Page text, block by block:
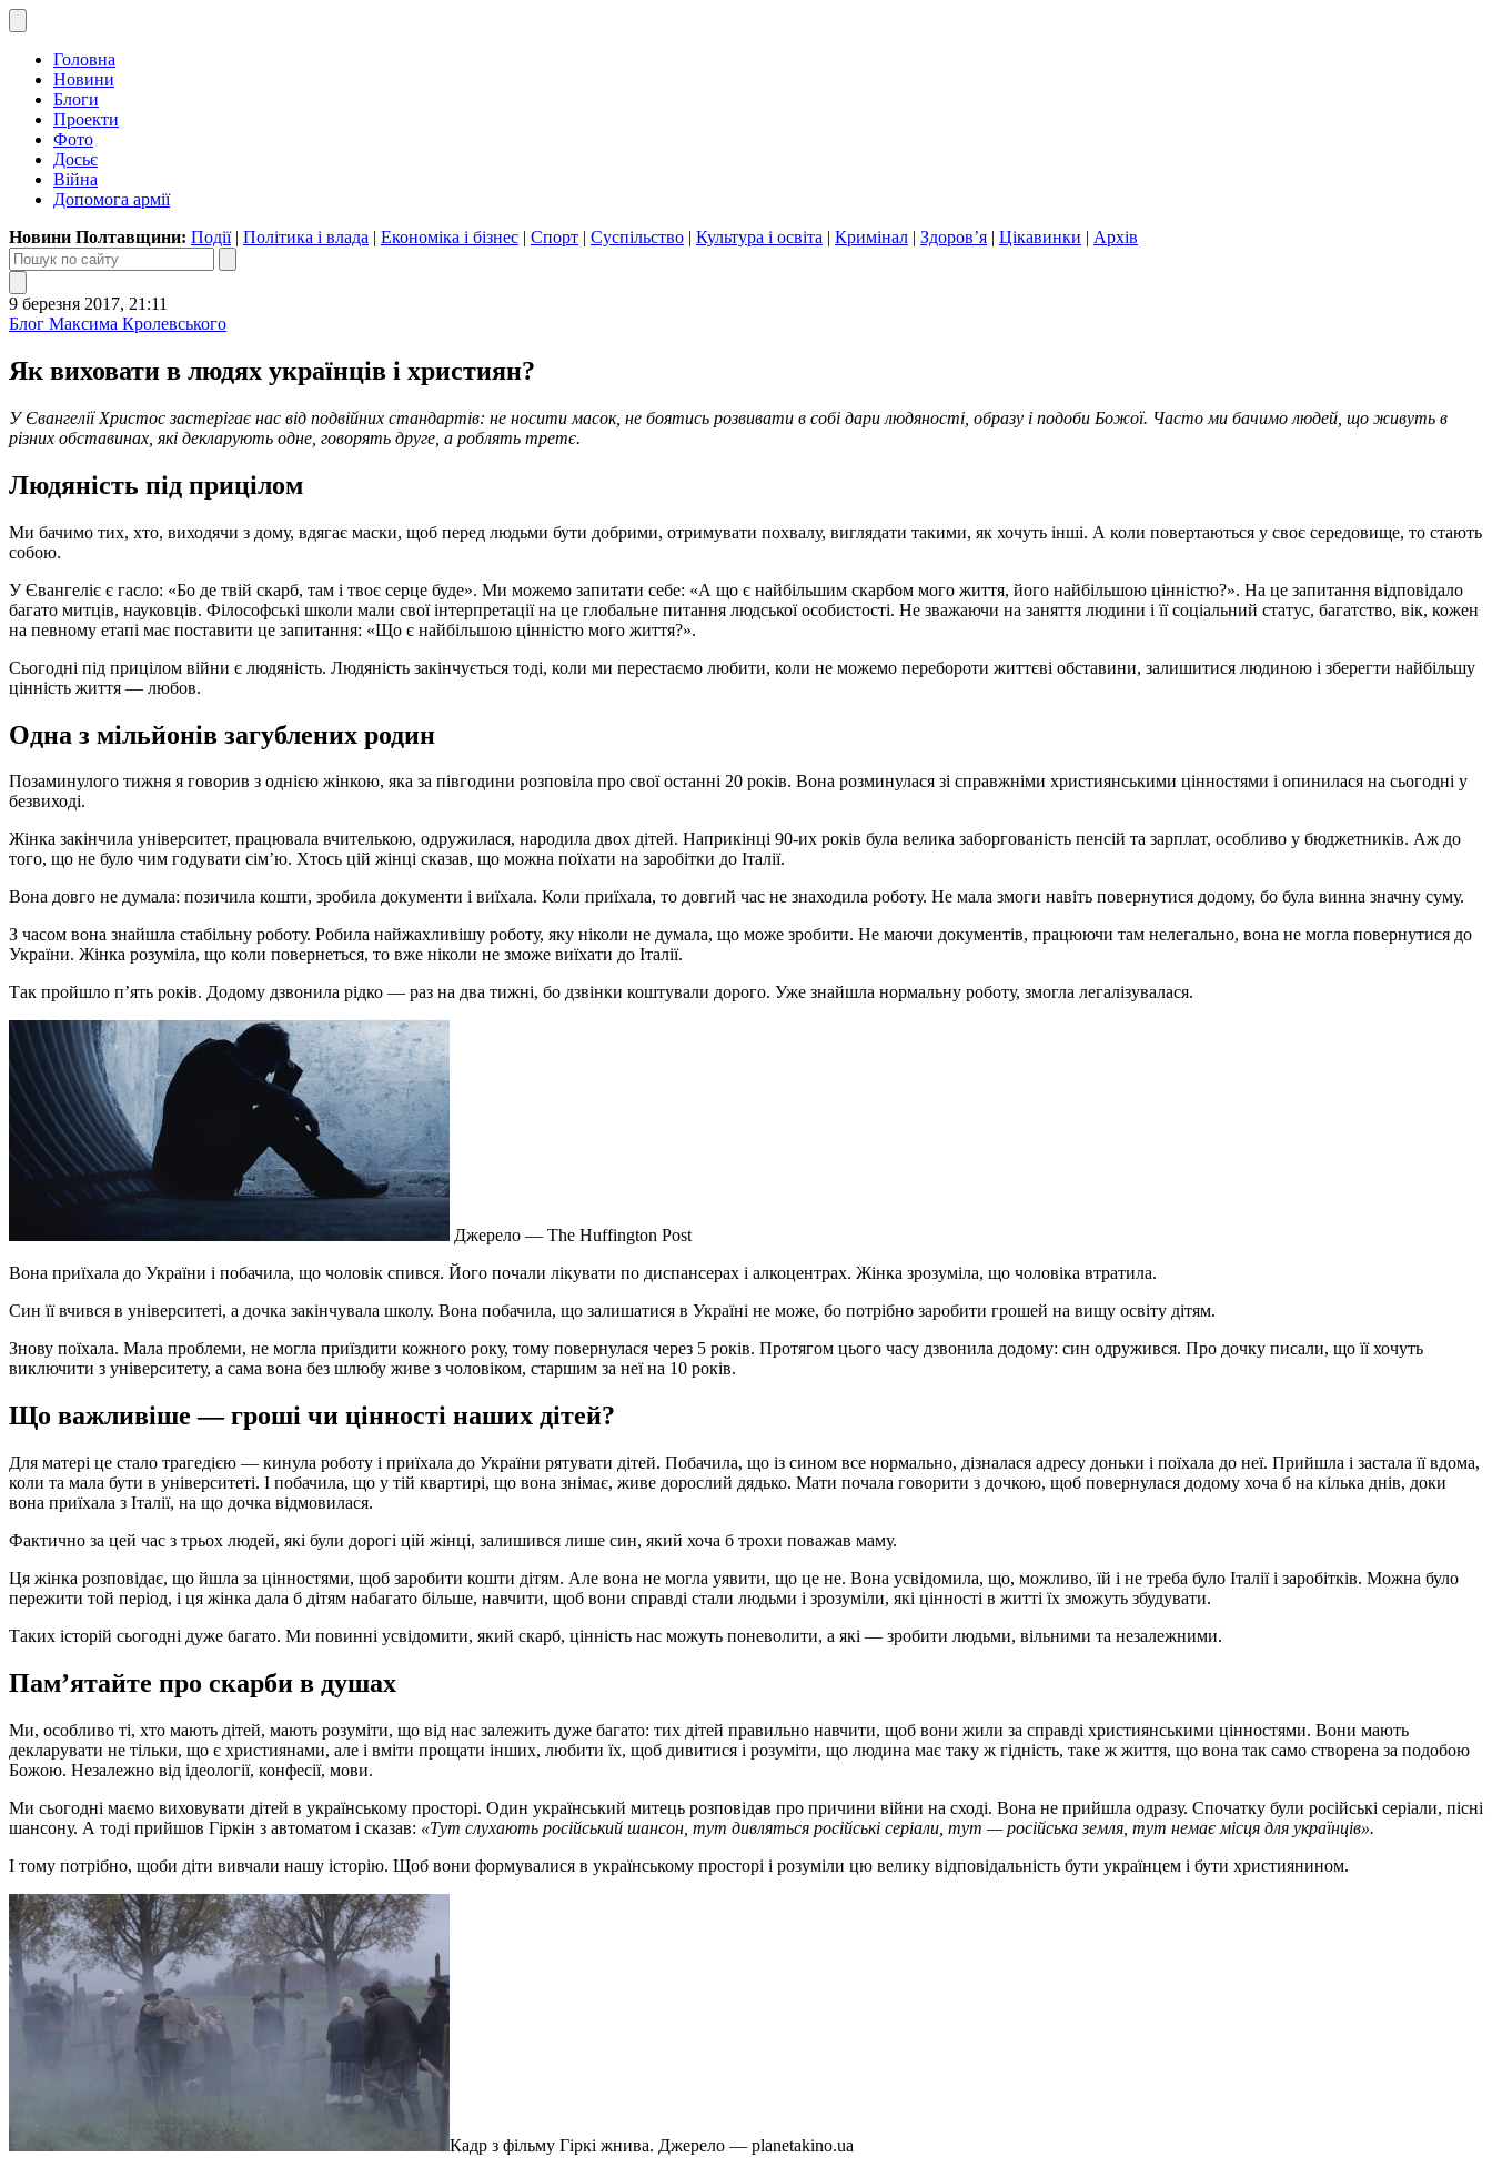
Головна
Новини
Блоги
Проекти
Фото
Досьє
Війна
Допомога армії
Новини Полтавщини: Події| Політика і влада | Економіка і бізнес | Спорт | Суспільство | Культура і освіта | Кримінал | Здоров’я | Цікавинки | Архів
9 березня 2017, 21:11
Блог Максима Кролевського
Як виховати в людях українців і християн?
У Євангелії Христос застерігає нас від подвійних стандартів: не носити масок, не боятись розвивати в собі дари людяності, образу і подоби Божої. Часто ми бачимо людей, що живуть в
різних обставинах, які декларують одне, говорять друге, а роблять третє.
Людяність під прицілом
Ми бачимо тих, хто, виходячи з дому, вдягає маски, щоб перед людьми бути добрими, отримувати похвалу, виглядати такими, як хочуть інші. А коли повертаються у своє середовище, то стають
собою.
У Євангеліє є гасло: «Бо де твій скарб, там і твоє серце буде». Ми можемо запитати себе: «А що є найбільшим скарбом мого життя, його найбільшою цінністю?». На це запитання відповідало
багато митців, науковців. Філософські школи мали свої інтерпретації на це глобальне питання людської особистості. Не зважаючи на заняття людини і її соціальний статус, багатство, вік, кожен
на певному етапі має поставити це запитання: «Що є найбільшою цінністю мого життя?».
Сьогодні під прицілом війни є людяність. Людяність закінчується тоді, коли ми перестаємо любити, коли не можемо перебороти життєві обставини, залишитися людиною і зберегти найбільшу
цінність життя — любов.
Одна з мільйонів загублених родин
Позаминулого тижня я говорив з однією жінкою, яка за півгодини розповіла про свої останні 20 років. Вона розминулася зі справжніми християнськими цінностями і опинилася на сьогодні у
безвиході.
Жінка закінчила університет, працювала вчителькою, одружилася, народила двох дітей. Наприкінці 90-их років була велика заборгованість пенсій та зарплат, особливо у бюджетників. Аж до
того, що не було чим годувати сім’ю. Хтось цій жінці сказав, що можна поїхати на заробітки до Італії.
Вона довго не думала: позичила кошти, зробила документи і виїхала. Коли приїхала, то довгий час не знаходила роботу. Не мала змоги навіть повернутися додому, бо була винна значну суму.
З часом вона знайшла стабільну роботу. Робила найжахливішу роботу, яку ніколи не думала, що може зробити. Не маючи документів, працюючи там нелегально, вона не могла повернутися до
України. Жінка розуміла, що коли повернеться, то вже ніколи не зможе виїхати до Італії.
Так пройшло п’ять років. Додому дзвонила рідко — раз на два тижні, бо дзвінки коштували дорого. Уже знайшла нормальну роботу, змогла легалізувалася.
Джерело — The Huffington Post
Вона приїхала до України і побачила, що чоловік спився. Його почали лікувати по диспансерах і алкоцентрах. Жінка зрозуміла, що чоловіка втратила.
Син її вчився в університеті, а дочка закінчувала школу. Вона побачила, що залишатися в Україні не може, бо потрібно заробити грошей на вищу освіту дітям.
Знову поїхала. Мала проблеми, не могла приїздити кожного року, тому повернулася через 5 років. Протягом цього часу дзвонила додому: син одружився. Про дочку писали, що її хочуть
виключити з університету, а сама вона без шлюбу живе з чоловіком, старшим за неї на 10 років.
Що важливіше — гроші чи цінності наших дітей?
Для матері це стало трагедією — кинула роботу і приїхала до України рятувати дітей. Побачила, що із сином все нормально, дізналася адресу доньки і поїхала до неї. Прийшла і застала її вдома,
коли та мала бути в університеті. І побачила, що у тій квартирі, що вона знімає, живе дорослий дядько. Мати почала говорити з дочкою, щоб повернулася додому хоча б на кілька днів, доки
вона приїхала з Італії, на що дочка відмовилася.
Фактично за цей час з трьох людей, які були дорогі цій жінці, залишився лише син, який хоча б трохи поважав маму.
Ця жінка розповідає, що йшла за цінностями, щоб заробити кошти дітям. Але вона не могла уявити, що це не. Вона усвідомила, що, можливо, їй і не треба було Італії і заробітків. Можна було
пережити той період, і ця жінка дала б дітям набагато більше, навчити, щоб вони справді стали людьми і зрозуміли, які цінності в житті їх зможуть збудувати.
Таких історій сьогодні дуже багато. Ми повинні усвідомити, який скарб, цінність нас можуть поневолити, а які — зробити людьми, вільними та незалежними.
Пам’ятайте про скарби в душах
Ми, особливо ті, хто мають дітей, мають розуміти, що від нас залежить дуже багато: тих дітей правильно навчити, щоб вони жили за справді християнськими цінностями. Вони мають
декларувати не тільки, що є християнами, але і вміти прощати інших, любити їх, щоб дивитися і розуміти, що людина має таку ж гідність, таке ж життя, що вона так само створена за подобою
Божою. Незалежно від ідеології, конфесії, мови.
Ми сьогодні маємо виховувати дітей в українському просторі. Один український митець розповідав про причини війни на сході. Вона не прийшла одразу. Спочатку були російські серіали, пісні
шансону. А тоді прийшов Гіркін з автоматом і сказав: «Тут слухають російський шансон, тут дивляться російські серіали, тут — російська земля, тут немає місця для українців».
І тому потрібно, щоби діти вивчали нашу історію. Щоб вони формувалися в українському просторі і розуміли цю велику відповідальність бути українцем і бути християнином.
Кадр з фільму Гіркі жнива. Джерело — planetakino.ua